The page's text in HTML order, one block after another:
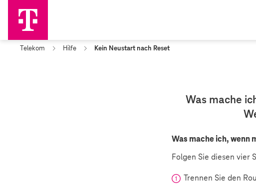
Telekom Hilfe Kein Neustart nach Reset
Was mache
Was mache ich, wenn
Folgen Sie diesen vier
Trennen Sie den